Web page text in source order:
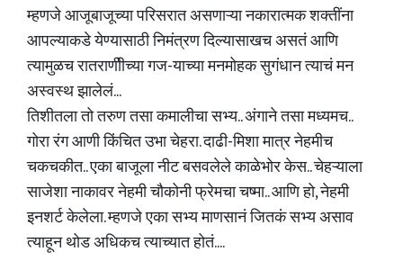
म्हणजे आजूबाजूच्या परिसरात असणाऱ्या नकारात्मक शक्तींना
आपल्याकडे येण्यासाठी निमंत्रण दिल्यासाखच असतं आणि
त्यामुळच रातराणीीच्या गज-याच्या मनमोहक सुगंधान त्याचं मन
अस्वस्थ झालेलं...
तिशीतला तो तरुण तसा कमालीचा सभ्य.. अंगाने तसा मध्यमच..
गोरा रंग आणी किंचित उभा चेहरा. दाढी-मिशा मात्र नेहमीच
चकचकीत.. एका बाजूला नीट बसवलेले काळेभोर केस.. चेहऱ्याला
साजेशा नाकावर नेहमी चौकोनी फ्रेमचा चष्मा.. आणि हो, नेहमी
इनशर्ट केलेला. म्हणजे एका सभ्य माणसानं जितकं सभ्य असाव
त्याहून थोड अधिकच त्याच्यात होतं....